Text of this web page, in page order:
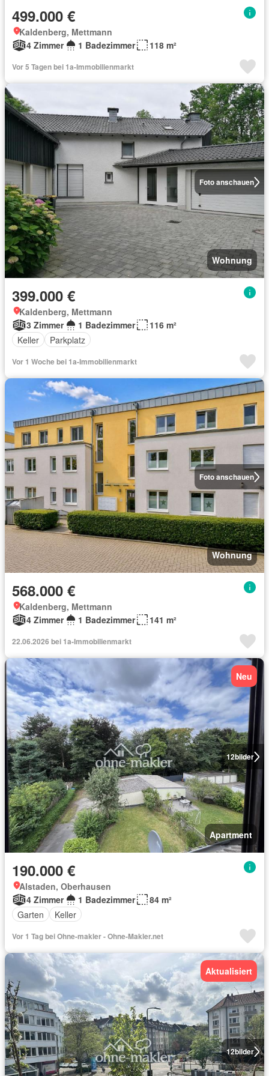
499.000 €
Kaldenberg, Mettmann
4 Zimmer
1 Badezimmer 118 m²
Vor 5 Tagen bei 1a-Immobilienmarkt
Foto anschauen
Wohnung
399.000 €
Kaldenberg, Mettmann
3 Zimmer
1 Badezimmer
116 m²
Keller
Parkplatz
Vor 1 Woche bei 1a-Immobilienmarkt
Foto anschauen
Wohnung
568.000 €
Kaldenberg, Mettmann
4 Zimmer
1 Badezimmer 141 m²
22.06.2026 bei 1a-Immobilienmarkt
12bilder
Neu
Apartment
190.000 €
Alstaden, Oberhausen
4 Zimmer
1 Badezimmer
84 m²
Garten
Keller
Vor 1 Tag bei Ohne-makler - Ohne-Makler.net
12bilder
Aktualisiert